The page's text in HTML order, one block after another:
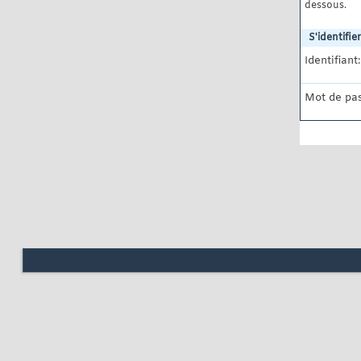
dessous.
S'identifier
Identifiant:
Mot de